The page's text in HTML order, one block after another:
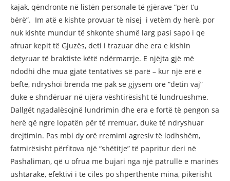
kajak, qëndronte në listën personale të gjërave “për t’u
bërë”. Im atë e kishte provuar të nisej i vetëm dy herë, por
nuk kishte mundur të shkonte shumë larg pasi sapo i qe
afruar kepit të Gjuzës, deti i trazuar dhe era e kishin
detyruar të braktiste këtë ndërmarrje. E njëjta gjë më
ndodhi dhe mua gjatë tentativës së parë – kur një erë e
beftë, ndryshoi brenda më pak se gjysëm ore “detin vaj”
duke e shndëruar në ujëra vështirësisht të lundrueshme.
Dallgët ngadalësojnë lundrimin dhe era e fortë të pengon sa
herë që ngre lopatën për të rremuar, duke të ndryshuar
drejtimin. Pas mbi dy orë rremimi agresiv të lodhshëm,
fatmirësisht përfitova një “shëtitje” të papritur deri në
Pashaliman, që u ofrua me bujari nga një patrullë e marinës
ushtarake, efektivi i të cilës po shpërthente mina, pikërisht